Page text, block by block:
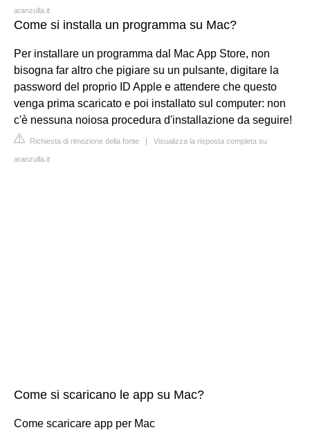
aranzulla.it
Come si installa un programma su Mac?
Per installare un programma dal Mac App Store, non
bisogna far altro che pigiare su un pulsante, digitare la
password del proprio ID Apple e attendere che questo
venga prima scaricato e poi installato sul computer: non
c'è nessuna noiosa procedura d'installazione da seguire!
Richiesta di rimozione della fonte | Visualizza la risposta completa su
aranzulla.it
Come si scaricano le app su Mac?
Come scaricare app per Mac